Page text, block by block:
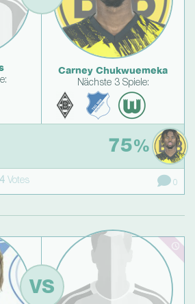
Carney Chukwuemeka
Nächste 3 Spiele:
75%
4 Votes 0
VS